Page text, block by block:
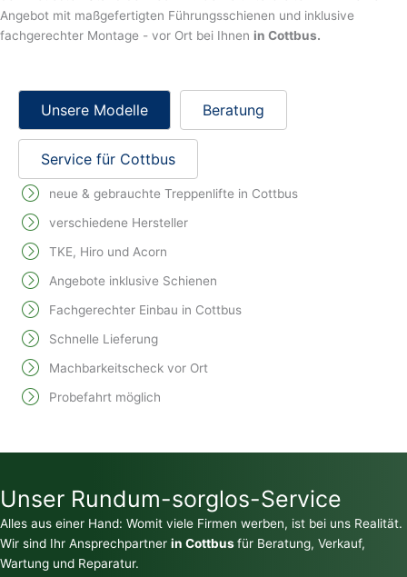
Angebot mit maßgefertigten Führungsschienen und inklusive
fachgerechter Montage - vor Ort bei Ihnen in Cottbus.
Unsere Modelle Beratung
Service für Cottbus
neue & gebrauchte Treppenlifte in Cottbus
verschiedene Hersteller
TKE, Hiro und Acorn
Angebote inklusive Schienen
Fachgerechter Einbau in Cottbus
Schnelle Lieferung
Machbarkeitscheck vor Ort
Probefahrt möglich
Unser Rundum-sorglos-Service
Alles aus einer Hand: Womit viele Firmen werben, ist bei uns Realität.
Wir sind Ihr Ansprechpartner in Cottbusfür Beratung, Verkauf,
Wartung und Reparatur.